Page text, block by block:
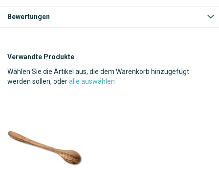
Bewertungen
Verwandte Produkte
Wählen Sie die Artikel aus, die dem Warenkorb hinzugefügt
werden sollen, oderalle auswählen